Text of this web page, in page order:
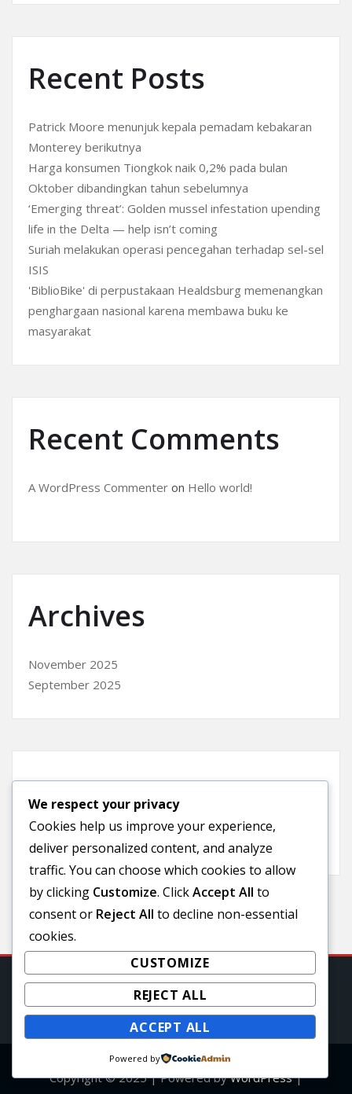
Recent Posts
Patrick Moore menunjuk kepala pemadam kebakaran
Monterey berikutnya
Harga konsumen Tiongkok naik 0,2% pada bulan
Oktober dibandingkan tahun sebelumnya
‘Emerging threat’: Golden mussel infestation upending
life in the Delta — help isn’t coming
Suriah melakukan operasi pencegahan terhadap sel-sel
ISIS
'BiblioBike' di perpustakaan Healdsburg memenangkan
penghargaan nasional karena membawa buku ke
masyarakat
Recent Comments
A WordPress Commenter on Hello world!
Archives
November 2025
September 2025
Categories
Uncategorized
Copyright © 2025 | Powered byWordPress |
We respect your privacy
Cookies help us improve your experience,
deliver personalized content, and analyze
traffic. You can choose which cookies to allow
by clicking Customize. ClickAccept All to
consent or Reject All to decline non-essential
cookies.
CUSTOMIZE
REJECT ALL
ACCEPT ALL
Powered by